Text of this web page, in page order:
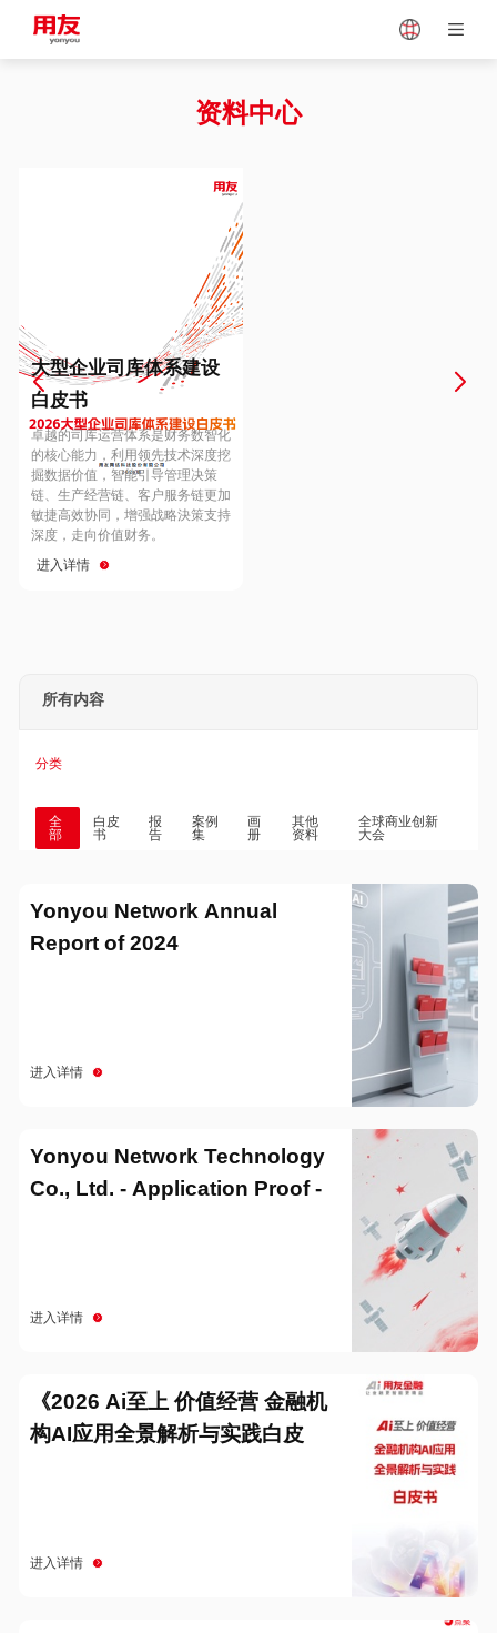
Vietnam
Europe
Hungary
Hong Kong
资料中心
大型企业司库体系建设
白皮书
卓越的司库运营体系是财务数智化
的核心能力，利用领先技术深度挖
掘数据价值，智能引导管理决策
链、生产经营链、客户服务链更加
敏捷高效协同，增强战略決策支持
深度，走向价值财务。
进入详情
所有内容
分类
全
部
白皮
书
报
告
案例
集
画
册
其他
资料
全球商业创新
大会
Yonyou Network Annual
Report of 2024
进入详情
Yonyou Network Technology
Co., Ltd. - Application Proof -
进入详情
《2026 Ai至上 价值经营 金融机
构AI应用全景解析与实践白皮
进入详情